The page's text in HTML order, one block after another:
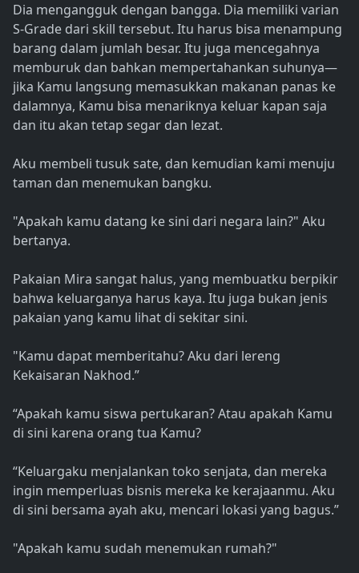
Dia mengangguk dengan bangga. Dia memiliki varian
S-Grade dari skill tersebut. Itu harus bisa menampung
barang dalam jumlah besar. Itu juga mencegahnya
memburuk dan bahkan mempertahankan suhunya—
jika Kamu langsung memasukkan makanan panas ke
dalamnya, Kamu bisa menariknya keluar kapan saja
dan itu akan tetap segar dan lezat.
Aku membeli tusuk sate, dan kemudian kami menuju
taman dan menemukan bangku.
"Apakah kamu datang ke sini dari negara lain?" Aku
bertanya.
Pakaian Mira sangat halus, yang membuatku berpikir
bahwa keluarganya harus kaya. Itu juga bukan jenis
pakaian yang kamu lihat di sekitar sini.
"Kamu dapat memberitahu? Aku dari lereng
Kekaisaran Nakhod.”
“Apakah kamu siswa pertukaran? Atau apakah Kamu
di sini karena orang tua Kamu?
“Keluargaku menjalankan toko senjata, dan mereka
ingin memperluas bisnis mereka ke kerajaanmu. Aku
di sini bersama ayah aku, mencari lokasi yang bagus.”
"Apakah kamu sudah menemukan rumah?"